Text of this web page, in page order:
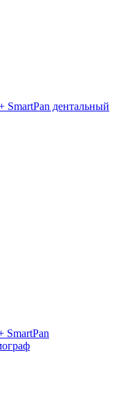
SmartPan дентальный
SmartPan